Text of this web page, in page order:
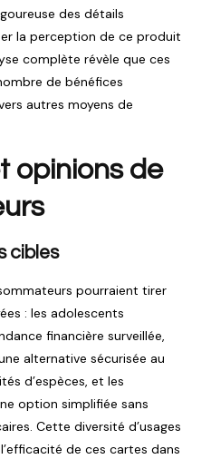
des détails
la perception de ce produit
complète révèle que ces
de bénéfices
autres moyens de
opinions de
cibles
pourraient tirer
: les adolescents
financière surveillée,
alternative sécurisée au
d’espèces, et les
option simplifiée sans
Cette diversité d’usages
de ces cartes dans